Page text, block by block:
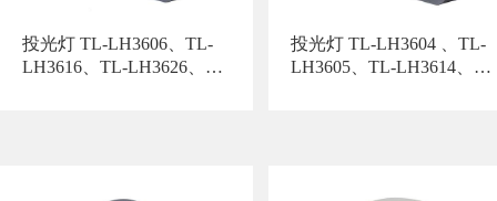
投光灯 TL-LH3606、TL-
LH3616、TL-LH3626、
投光灯 TL-LH3604 、TL-
LH3605、TL-LH3614、